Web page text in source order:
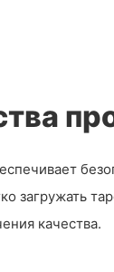
загружать
качества.